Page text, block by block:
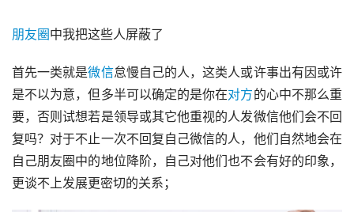
朋友圈中我把这些人屏蔽了
首先一类就是微信怠慢自己的人，这类人或许事出有因或许
是不以为意，但多半可以确定的是你在对方的心中不那么重
要，否则试想若是领导或其它他重视的人发微信他们会不回
复吗？对于不止一次不回复自己微信的人，他们自然地会在
自己朋友圈中的地位降阶，自己对他们也不会有好的印象，
更谈不上发展更密切的关系；